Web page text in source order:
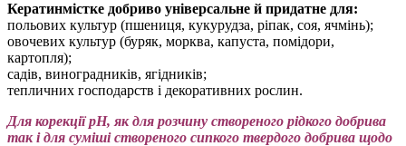
Кератинмістке добриво універсальне й придатне для:
польових культур (пшениця, кукурудза, ріпак, соя, ячмінь);
овочевих культур (буряк, морква, капуста, помідори,
картопля);
садів, виноградників, ягідників;
тепличних господарств і декоративних рослин.
Для корекції pH, як для розчину створеного рідкого добрива
так і для суміші створеного сипкого твердого добрива щодо